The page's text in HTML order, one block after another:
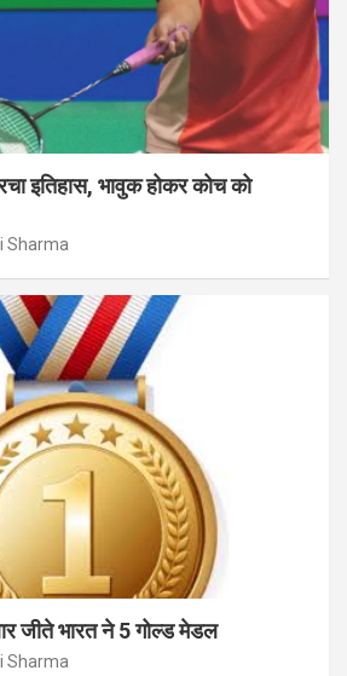
इतिहास, भावुक होकर कोच को
Sharma
जीते भारत ने 5 गोल्ड मेडल
Sharma